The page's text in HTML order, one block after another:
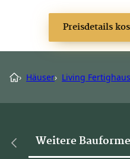
Preisdetails
› Häuser› Living Fertighaus
Weitere